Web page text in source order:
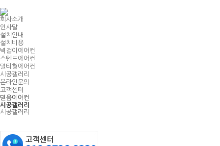
회사소개
인사말
설치안내
설치비용
벽걸이에어컨
스텐드에어컨
멀티형에어컨
시공갤러리
온라인문의
고객센터
믿음에어컨
시공갤러리
시공갤러리